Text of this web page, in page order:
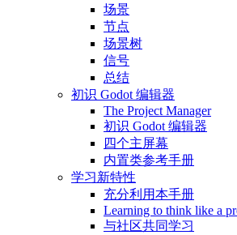
场景
节点
场景树
信号
总结
初识 Godot 编辑器
The Project Manager
初识 Godot 编辑器
四个主屏幕
内置类参考手册
学习新特性
充分利用本手册
Learning to think like a
与社区共同学习